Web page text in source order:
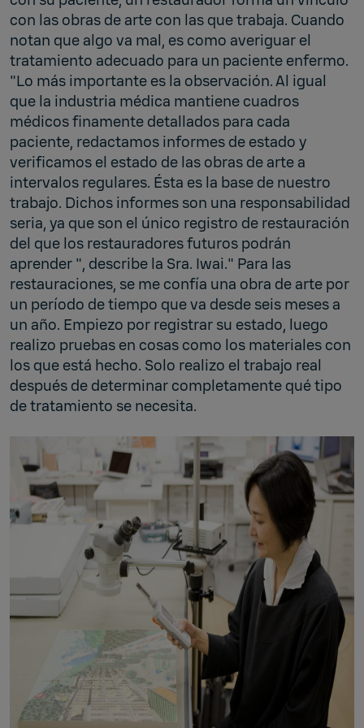
con las obras de arte con las que trabaja. Cuando
notan que algo va mal, es como averiguar el
tratamiento adecuado para un paciente enfermo.
"Lo más importante es la observación. Al igual
que la industria médica mantiene cuadros
médicos finamente detallados para cada
paciente, redactamos informes de estado y
verificamos el estado de las obras de arte a
intervalos regulares. Ésta es la base de nuestro
trabajo. Dichos informes son una responsabilidad
seria, ya que son el único registro de restauración
del que los restauradores futuros podrán
aprender ", describe la Sra. Iwai." Para las
restauraciones, se me confía una obra de arte por
un período de tiempo que va desde seis meses a
un año. Empiezo por registrar su estado, luego
realizo pruebas en cosas como los materiales con
los que está hecho. Solo realizo el trabajo real
después de determinar completamente qué tipo
de tratamiento se necesita.